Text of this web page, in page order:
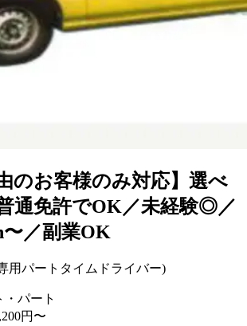
のお客様のみ対応】選べ
通免許でOK／未経験◎／
〜／副業OK
用パートタイムドライバー)
・パート
円〜